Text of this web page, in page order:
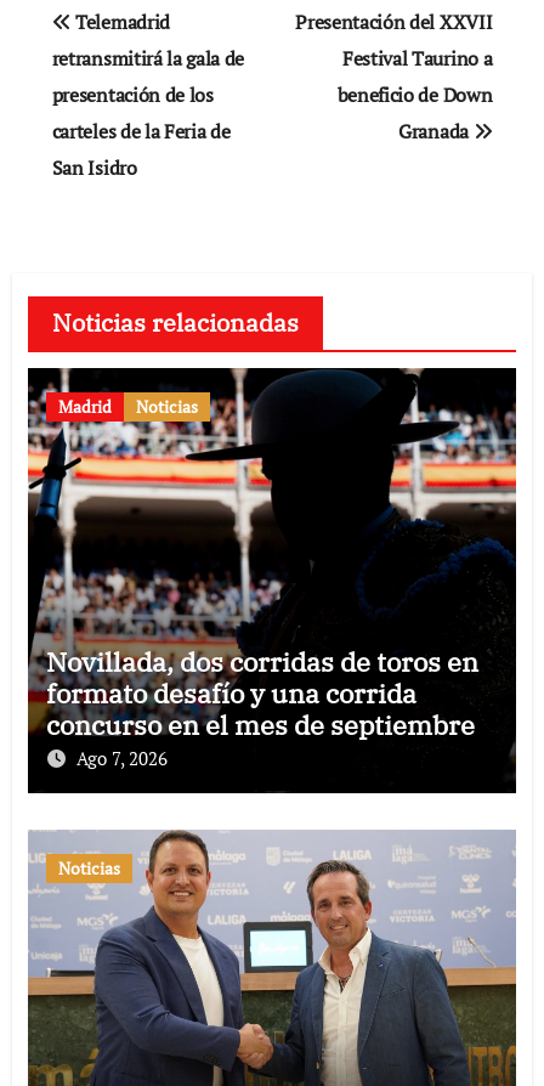
de
entradas
Telemadrid
retransmitirá la gala de
presentación de los
carteles de la Feria de
San Isidro
Presentación del XXVII
Festival Taurino a
beneficio de Down
Granada
Noticias relacionadas
Madrid Noticias
Novillada, dos corridas de toros en
formato desafío y una corrida
concurso en el mes de septiembre
Ago 7, 2026
Noticias